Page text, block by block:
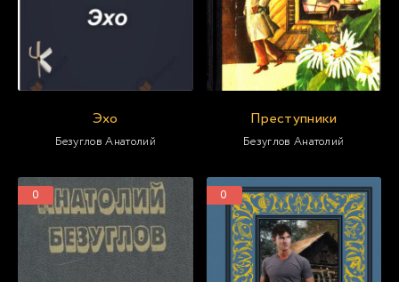
Эхо
Безуглов Анатолий
Преступники
Безуглов Анатолий
0 0